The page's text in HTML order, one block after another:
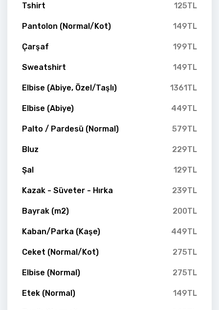
Tshirt 125TL
Pantolon (Normal/Kot) 149TL
Çarşaf 199TL
Sweatshirt 149TL
Elbise (Abiye, Özel/Taşlı) 1361TL
Elbise (Abiye) 449TL
Palto / Pardesü (Normal) 579TL
Bluz 229TL
Şal 129TL
Kazak - Süveter - Hırka 239TL
Bayrak (m2) 200TL
Kaban/Parka (Kaşe) 449TL
Ceket (Normal/Kot) 275TL
Elbise (Normal) 275TL
Etek (Normal) 149TL